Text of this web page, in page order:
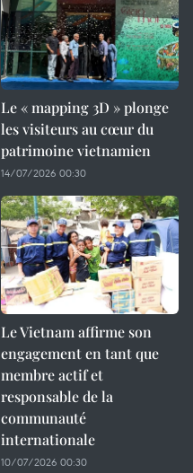
Le « mapping 3D » plonge
les visiteurs au cœur du
patrimoine vietnamien
14/07/2026 00:30
Le Vietnam affirme son
engagement en tant que
membre actif et
responsable de la
communauté
internationale
10/07/2026 00:30